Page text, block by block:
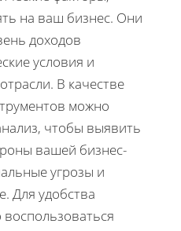
на ваш бизнес. Они
доходов
условия и
В качестве
можно
чтобы выявить
вашей бизнес-
угрозы и
Для удобства